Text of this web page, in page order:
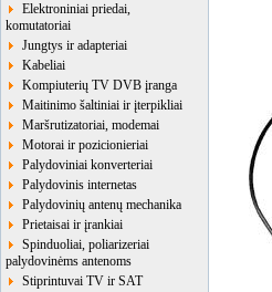
Elektroniniai priedai,
komutatoriai
Jungtys ir adapteriai
Kabeliai
Kompiuterių TV DVB įranga
Maitinimo šaltiniai ir įterpikliai
Maršrutizatoriai, modemai
Motorai ir pozicionieriai
Palydoviniai konverteriai
Palydovinis internetas
Palydovinių antenų mechanika
Prietaisai ir įrankiai
Spinduoliai, poliarizeriai
palydovinėms antenoms
Stiprintuvai TV ir SAT